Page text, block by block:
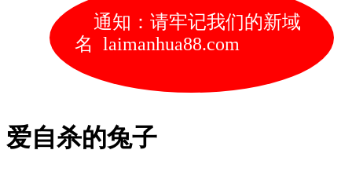
通知：请牢记我们的新域
名 laimanhua88.com
爱自杀的兔子